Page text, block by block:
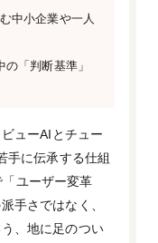
中小企業や一人
「判断基準」
ューAIとチュー
手に伝承する仕組
ユーザー変革
手さではなく、
、地に足のつい